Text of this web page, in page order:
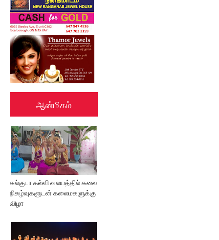
ஆன்மிகம்
கல்குடா கல்வி வலயத்தில் கலை
நிகழ்வுகளுடன் கலைமகளுக்கு
விழா